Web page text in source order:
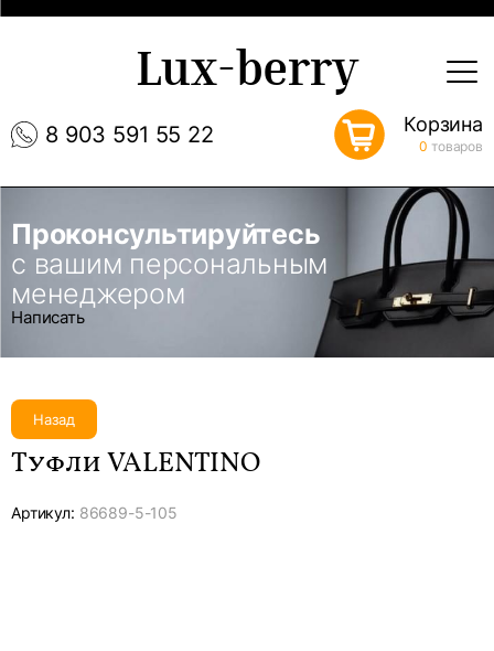
8 903 591 55 22
Lux-berry
Корзина
0 товаров
Проконсультируйтесь
с вашим персональным
менеджером
Написать
Назад
Туфли VALENTINO
Артикул: 86689-5-105